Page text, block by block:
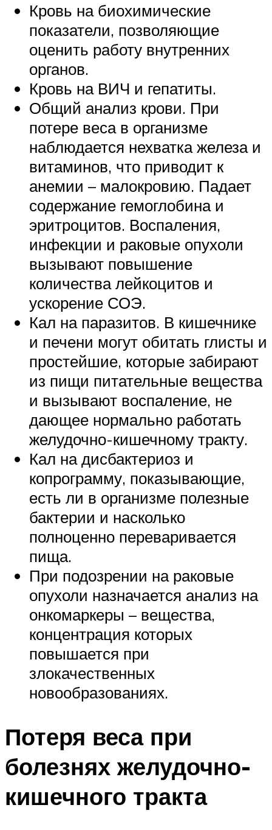
Кровь на биохимические
показатели, позволяющие
оценить работу внутренних
органов.
Кровь на ВИЧ и гепатиты.
Общий анализ крови. При
потере веса в организме
наблюдается нехватка железа и
витаминов, что приводит к
анемии – малокровию. Падает
содержание гемоглобина и
эритроцитов. Воспаления,
инфекции и раковые опухоли
вызывают повышение
количества лейкоцитов и
ускорение СОЭ.
Кал на паразитов. В кишечнике
и печени могут обитать глисты и
простейшие, которые забирают
из пищи питательные вещества
и вызывают воспаление, не
дающее нормально работать
желудочно-кишечному тракту.
Кал на дисбактериоз и
копрограмму, показывающие,
есть ли в организме полезные
бактерии и насколько
полноценно переваривается
пища.
При подозрении на раковые
опухоли назначается анализ на
онкомаркеры – вещества,
концентрация которых
повышается при
злокачественных
новообразованиях.
Потеря веса при
болезнях желудочно-
кишечного тракта